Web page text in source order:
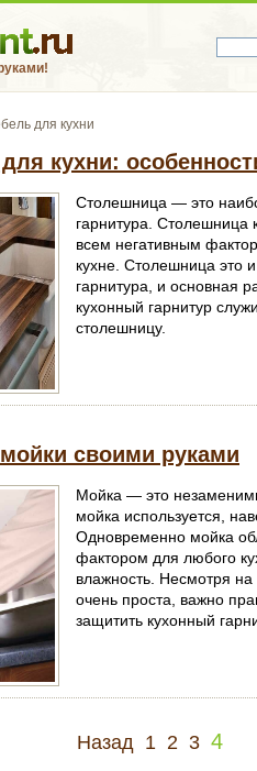
для кухни
кухни:
Столешница — это
гарнитура. Столешница
всем негативным
кухне. Столешница это
гарнитура, и основная
кухонный гарнитур
столешницу.
своими руками
Мойка — это
мойка используется,
Одновременно мойка
фактором для любого
влажность. Несмотря на
очень проста, важно
защитить кухонный
Назад 1 2 3 4